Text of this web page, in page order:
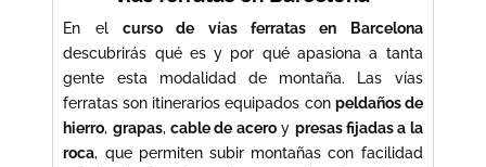
En elcurso de vías ferratas en Barcelona
descubrirás qué es y por qué apasiona a tanta
gente esta modalidad de montaña. Las vías
ferratas son itinerarios equipados con peldaños de
hierro, grapas,cable de aceroy presas fijadas a la
roca, que permiten subir montañas con facilidad